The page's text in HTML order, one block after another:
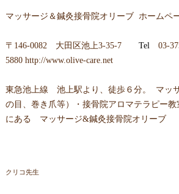
マッサージ＆鍼灸接骨院オリーブ ホームペ
〒 146-0082 大田区池上3-35-7Tel 03-
5880 http://www.olive-care.net
東急池上線 池上駅より、徒歩６分。 マッ
の目、巻き爪等）・接骨院アロマテラピー
にある マッサージ&鍼灸接骨院オリーブ
クリコ先生